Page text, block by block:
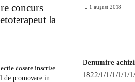
1 august 2018
Denumire
1822/1/1/1/1/1/
concurs
la
dosare inscrise
de promovare in